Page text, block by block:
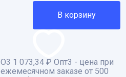
В корзину
О3 1 073,34 ₽ Опт3 - цена при
ежемесячном заказе от 500